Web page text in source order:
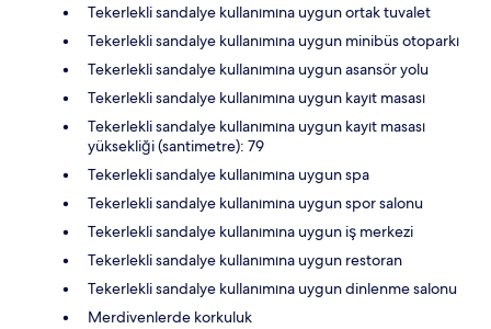
Tekerlekli sandalye kullanımına uygun ortak tuvalet
Tekerlekli sandalye kullanımına uygun minibüs otoparkı
Tekerlekli sandalye kullanımına uygun asansör yolu
Tekerlekli sandalye kullanımına uygun kayıt masası
Tekerlekli sandalye kullanımına uygun kayıt masası
yüksekliği (santimetre): 79
Tekerlekli sandalye kullanımına uygun spa
Tekerlekli sandalye kullanımına uygun spor salonu
Tekerlekli sandalye kullanımına uygun iş merkezi
Tekerlekli sandalye kullanımına uygun restoran
Tekerlekli sandalye kullanımına uygun dinlenme salonu
Merdivenlerde korkuluk